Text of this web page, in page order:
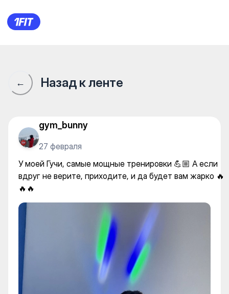
Motion — Stretching and
← Назад к ленте
gym_bunny
27 февраля
У моей Гучи, самые мощные тренировки 💪🏼 А если
вдруг не верите, приходите, и да будет вам жарко 🔥
🔥🔥